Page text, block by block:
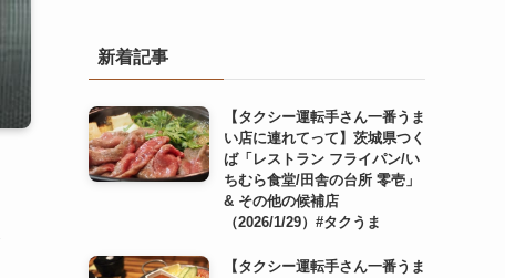
新着記事
【タクシー運転手さん一番うま
い店に連れてって】茨城県つく
ば「レストラン フライパン/い
ちむら食堂/田舎の台所 零壱」
& その他の候補店
（2026/1/29）#タクうま
【タクシー運転手さん一番うま